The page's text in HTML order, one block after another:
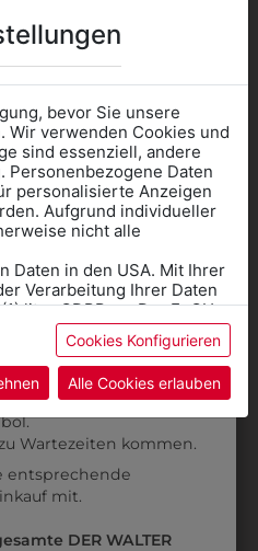
31325666120
KOLLEKTION:
€ 134,90
bevor Sie unsere
Wir verwenden Cookies und
sind essenziell, andere
Personenbezogene Daten
personalisierte Anzeigen
Aufgrund individueller
nicht alle
Daten in den USA. Mit Ihrer
Verarbeitung Ihrer Daten
lit. a GDPR zu. Der EuGH
Datenschutz
dass US-Behörden
für Europäer überwachen.
im
Cookies Konfigurieren
Alle Cookies erlauben
wenn Sie
in der
Schule auswählen.
Termin buchen
Wartezeiten kommen.
entsprechende
mit.
DER WALTER